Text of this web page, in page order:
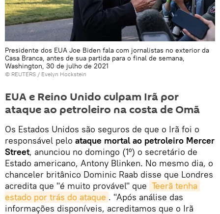
Presidente dos EUA Joe Biden fala com jornalistas no exterior da
Casa Branca, antes de sua partida para o final de semana,
Washington, 30 de julho de 2021
© REUTERS / Evelyn Hockstein
EUA e Reino Unido culpam Irã por
ataque ao petroleiro na costa de Omã
Os Estados Unidos são seguros de que o Irã foi o
responsável pelo ataque mortal ao petroleiro Mercer
Street, anunciou no domingo (1º) o secretário de
Estado americano, Antony Blinken. No mesmo dia, o
chanceler britânico Dominic Raab disse que Londres
acredita que "é muito provável" que Teerã tenha
estado por trás do ataque . "Após análise das
informações disponíveis, acreditamos que o Irã